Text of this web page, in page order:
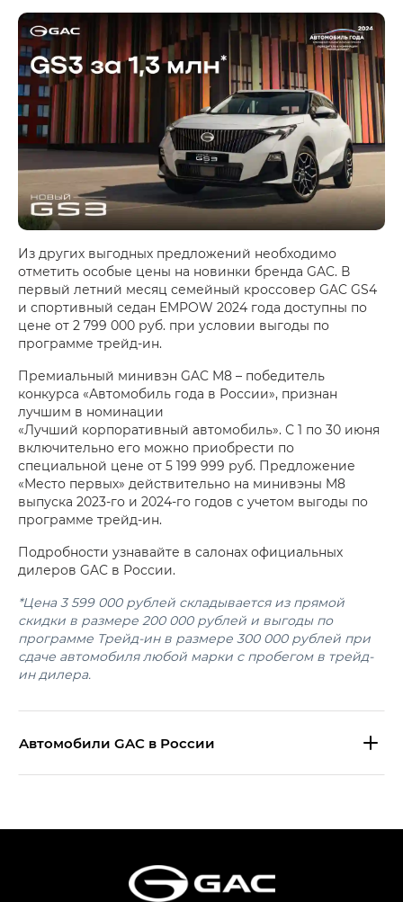
Из других выгодных предложений необходимо
отметить особые цены на новинки бренда GAC. В
первый летний месяц семейный кроссовер GAC GS4
и спортивный седан EMPOW 2024 года доступны по
цене от 2 799 000 руб. при условии выгоды по
программе трейд-ин.
Премиальный минивэн GAC M8 – победитель
конкурса «Автомобиль года в России», признан
лучшим в номинации
«Лучший корпоративный автомобиль». С 1 по 30 июня
включительно его можно приобрести по
специальной цене от 5 199 999 руб. Предложение
«Место первых» действительно на минивэны M8
выпуска 2023-го и 2024-го годов с учетом выгоды по
программе трейд-ин.
Подробности узнавайте в салонах официальных
дилеров GAC в России.
*Цена 3 599 000 рублей складывается из прямой
скидки в размере 200 000 рублей и выгоды по
программе Трейд-ин в размере 300 000 рублей при
сдаче автомобиля любой марки с пробегом в трейд-
ин дилера.
Aвтомобили GAC в России
Эс Икс ПРЕМИУМ — SX PREMIUM
S7 — Эс 7 (S7) в комплектациях
Эс Икс ПРЕМИУМ — SX PREMIUM, Эс Тэ — ST